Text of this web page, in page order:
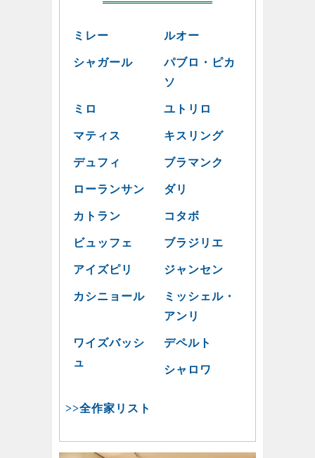
ミレー ルオー
シャガール
パブロ・ピカ
ソ
ミロ ユトリロ
マティス キスリング
デュフィ ブラマンク
ローランサン ダリ
カトラン コタボ
ビュッフェ ブラジリエ
アイズピリ ジャンセン
カシニョール
ミッシェル・
アンリ
ワイズバッシ
ュ
デペルト
シャロワ
>>全作家リスト